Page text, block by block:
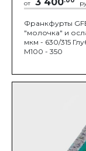
от
Франкфурты
"молочка" и
мкм - 630/315
М100 - 350